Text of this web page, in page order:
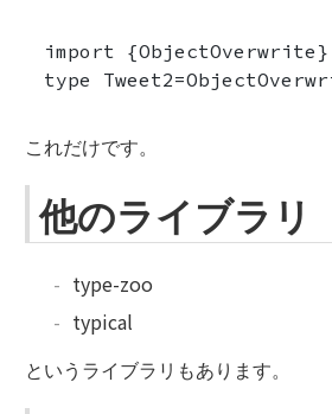
import
これだけです。
他のライブラリ
type-zoo
typical
というライブラリもあります。